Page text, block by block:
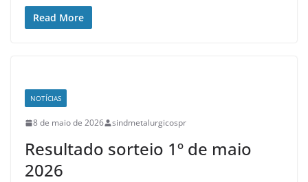
Read More
NOTÍCIAS
8 de maio de 2026 sindmetalurgicospr
Resultado sorteio 1º de maio
2026